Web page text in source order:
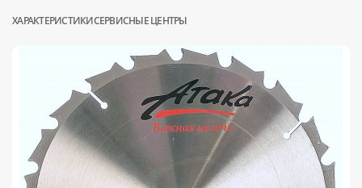
ХАРАКТЕРИСТИКИСЕРВИСНЫЕ ЦЕНТРЫ